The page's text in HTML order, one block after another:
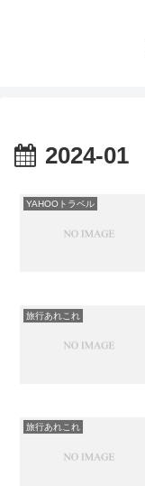
2024-01
YAHOOトラベル
旅行あれこれ
旅行あれこれ